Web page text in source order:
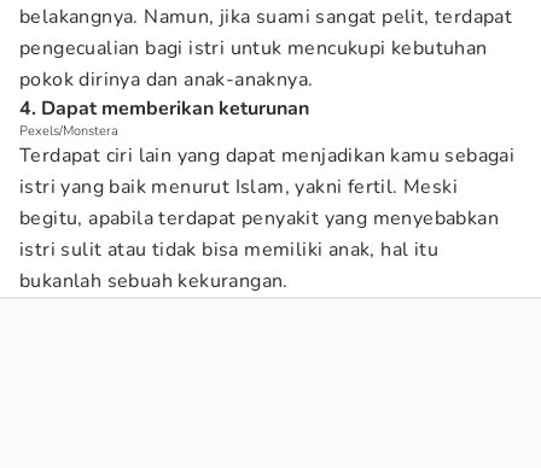
belakangnya. Namun, jika suami sangat pelit, terdapat
pengecualian bagi istri untuk mencukupi kebutuhan
pokok dirinya dan anak-anaknya.
4. Dapat memberikan keturunan
Pexels/Monstera
Terdapat ciri lain yang dapat menjadikan kamu sebagai
istri yang baik menurut Islam, yakni fertil. Meski
begitu, apabila terdapat penyakit yang menyebabkan
istri sulit atau tidak bisa memiliki anak, hal itu
bukanlah sebuah kekurangan.